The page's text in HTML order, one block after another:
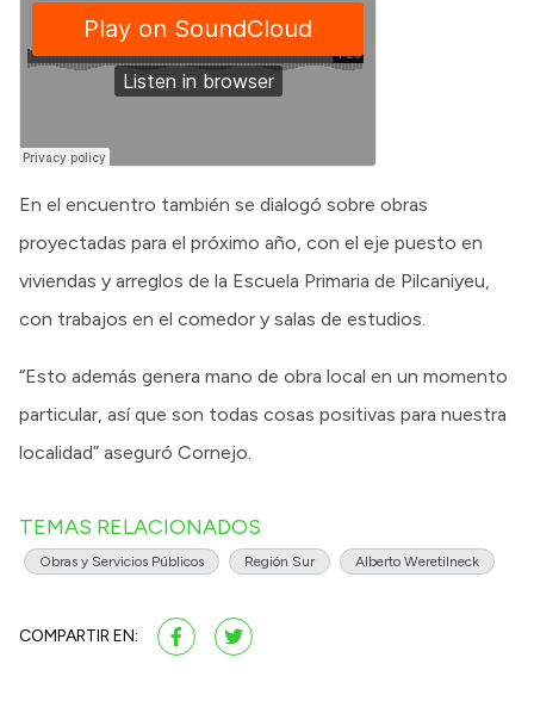
En el encuentro también se dialogó sobre obras
proyectadas para el próximo año, con el eje puesto en
viviendas y arreglos de la Escuela Primaria de Pilcaniyeu,
con trabajos en el comedor y salas de estudios.
“Esto además genera mano de obra local en un momento
particular, así que son todas cosas positivas para nuestra
localidad” aseguró Cornejo.
TEMAS RELACIONADOS
Obras y Servicios Públicos Región Sur Alberto Weretilneck
COMPARTIR EN: